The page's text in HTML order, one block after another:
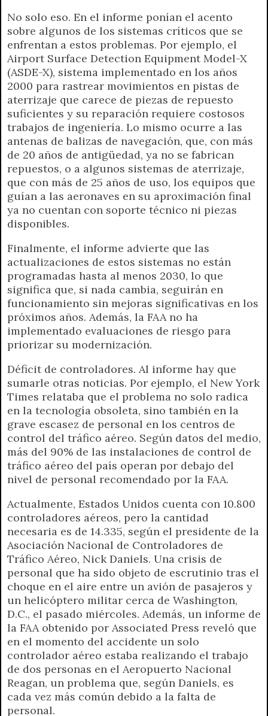
No solo eso. En el informe ponían el acento
sobre algunos de los sistemas críticos que se
enfrentan a estos problemas. Por ejemplo, el
Airport Surface Detection Equipment Model-X
(ASDE-X), sistema implementado en los años
2000 para rastrear movimientos en pistas de
aterrizaje que carece de piezas de repuesto
suficientes y su reparación requiere costosos
trabajos de ingeniería. Lo mismo ocurre a las
antenas de balizas de navegación, que, con más
de 20 años de antigüedad, ya no se fabrican
repuestos, o a algunos sistemas de aterrizaje,
que con más de 25 años de uso, los equipos que
guían a las aeronaves en su aproximación final
ya no cuentan con soporte técnico ni piezas
disponibles.
Finalmente, el informe advierte que las
actualizaciones de estos sistemas no están
programadas hasta al menos 2030, lo que
significa que, si nada cambia, seguirán en
funcionamiento sin mejoras significativas en los
próximos años. Además, la FAA no ha
implementado evaluaciones de riesgo para
priorizar su modernización.
Déficit de controladores. Al informe hay que
sumarle otras noticias. Por ejemplo, el New York
Times relataba que el problema no solo radica
en la tecnología obsoleta, sino también en la
grave escasez de personal en los centros de
control del tráfico aéreo. Según datos del medio,
más del 90% de las instalaciones de control de
tráfico aéreo del país operan por debajo del
nivel de personal recomendado por la FAA.
Actualmente, Estados Unidos cuenta con 10.800
controladores aéreos, pero la cantidad
necesaria es de 14.335, según el presidente de la
Asociación Nacional de Controladores de
Tráfico Aéreo, Nick Daniels. Una crisis de
personal que ha sido objeto de escrutinio tras el
choque en el aire entre un avión de pasajeros y
un helicóptero militar cerca de Washington,
D.C., el pasado miércoles. Además, un informe de
la FAA obtenido por Associated Press reveló que
en el momento del accidente un solo
controlador aéreo estaba realizando el trabajo
de dos personas en el Aeropuerto Nacional
Reagan, un problema que, según Daniels, es
cada vez más común debido a la falta de
personal.